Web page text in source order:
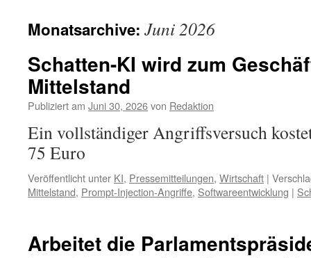
Monatsarchive: Juni 2026
Schatten-KI wird zum
Mittelstand
Publiziert am Juni 30, 2026von Redaktion
Ein vollständiger Angriffsversuch
75 Euro
Veröffentlicht unter KI, Pressemitteilungen, Wirtschaft |
Mittelstand, Prompt-Injection-Angriffe, Softwareentwicklung |
Arbeitet die